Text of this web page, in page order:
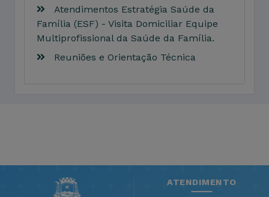
Atendimentos Estratégia Saúde da
Família (ESF) - Visita Domiciliar Equipe
Multiprofissional da Saúde da Família.
Reuniões e Orientação Técnica
ATENDIMENTO